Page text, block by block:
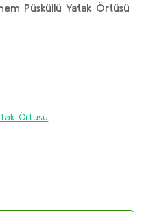
Püsküllü Yatak Örtüsü
Örtüsü